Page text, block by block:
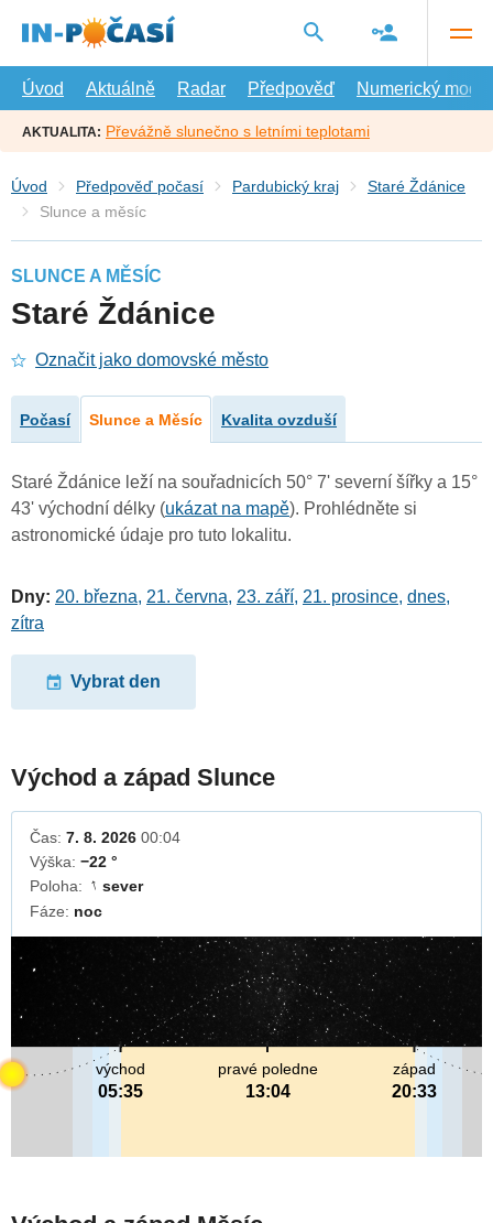
hlavní
Úvod
Aktuálně Radar Předpověď Numerický model
AKTUALITA: Převážně slunečno s letními teplotami
Úvod Předpověď počasí Pardubický kraj
Staré Ždánice
Slunce a měsíc
SLUNCE A MĚSÍC
Staré Ždánice
Označit jako domovské město
Počasí Slunce a Měsíc Kvalita ovzduší
Staré Ždánice leží na souřadnicích 50° 7' severní šířky a 15°
43' východní délky (ukázat na mapě). Prohlédněte si
astronomické údaje pro tuto lokalitu.
Dny: 20. března, 21. června, 23. září, 21. prosince, dnes,
zítra
Vybrat den
Východ a západ Slunce
Čas: 7. 8. 2026 00:04
Výška: −22 °
Poloha: ↓ sever
Fáze: noc
pravé poledne
13:04
východ
05:35
západ
20:33